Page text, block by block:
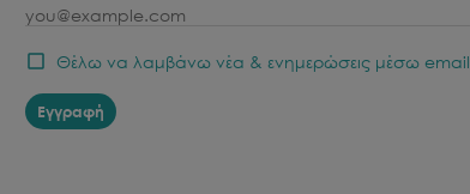
email
Θέλω να λαμβάνω νέα & ενημερώσεις μέσω email
Εγγραφή